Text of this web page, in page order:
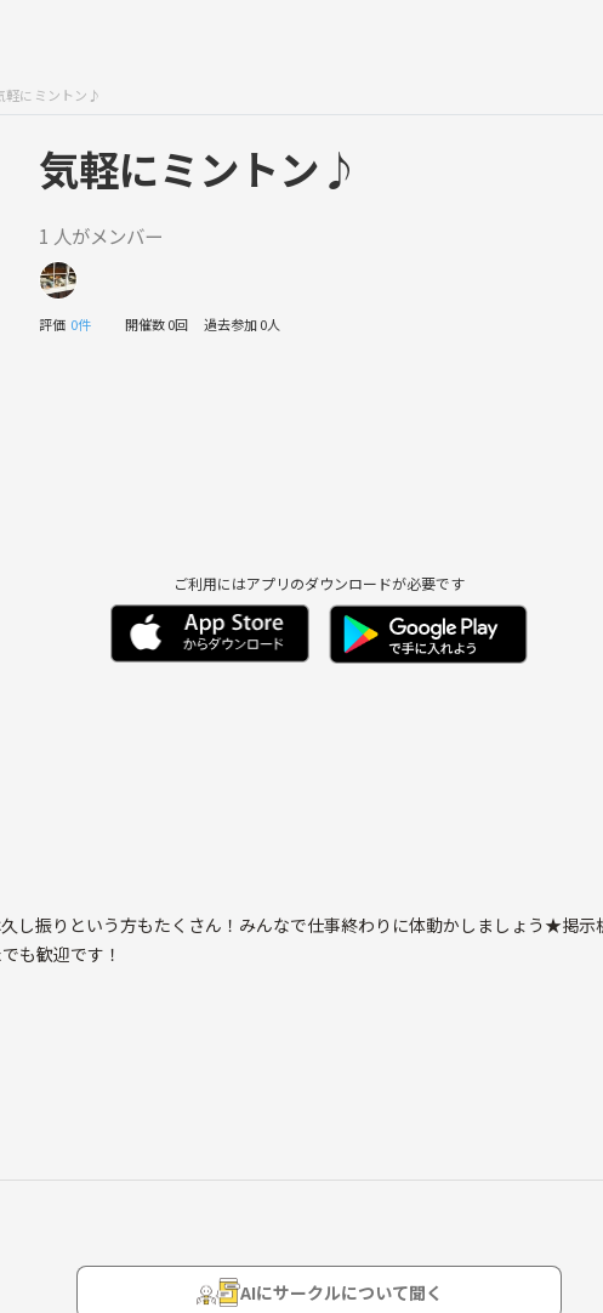
軽にミントン♪
気軽にミントン♪
1 人がメンバー
評価 0件 開催数 0回 過去参加 0人
ご利用にはアプリのダウンロードが必要です
し振りという方もたくさん！みんなで仕事終わりに体動かしましょう★掲示
も歓迎です！
いた時間を有効に活用したい方などなど参加条件はなんでもオッケーです
おります☆
楽しみましょう♪
AIにサークルについて聞く